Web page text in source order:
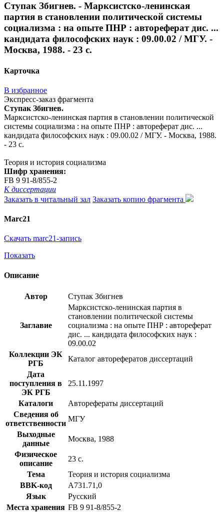
Ступак Збигнев. - Марксистско-ленинская
партия в становлении политической системы
социализма : на опыте ПНР : автореферат дис. ...
кандидата философских наук : 09.00.02 / МГУ. -
Москва, 1988. - 23 с.
Карточка
В избранное
Экспресс-заказ фрагмента
Ступак Збигнев.
Марксистско-ленинская партия в становлении политической
системы социализма : на опыте ПНР : автореферат дис. ...
кандидата философских наук : 09.00.02 / МГУ. - Москва, 1988.
- 23 с.
Теория и история социализма
Шифр хранения:
FB 9 91-8/855-2
К диссертации
Заказать в читальный зал Заказать копию фрагмента
Marc21
Скачать marc21-запись
Показать
Описание
Автор Ступак Збигнев
Заглавие
Марксистско-ленинская партия в
становлении политической системы
социализма : на опыте ПНР : автореферат
дис. ... кандидата философских наук :
09.00.02
Коллекции ЭК
РГБ
Каталог авторефератов диссертаций
Дата
поступления в
ЭК РГБ
25.11.1997
Каталоги
Авторефераты диссертаций
Сведения об
ответственности
МГУ
Выходные
данные
Москва, 1988
Физическое
описание
23 с.
Тема
Теория и история социализма
BBK-код
А731.71,0
Язык
Русский
Места хранения FB 9 91-8/855-2